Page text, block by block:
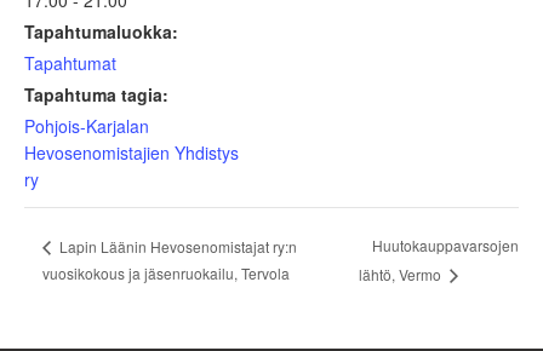
Tapahtumaluokka:
Tapahtumat
Tapahtuma tagia:
Pohjois-Karjalan
Hevosenomistajien Yhdistys
ry
Lapin Läänin Hevosenomistajat ry:n
vuosikokous ja jäsenruokailu, Tervola
Huutokauppavarsojen
lähtö, Vermo